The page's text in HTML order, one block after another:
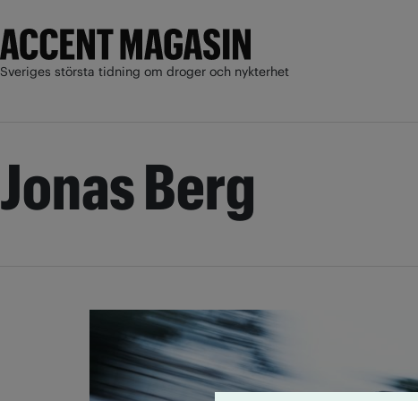
Sveriges största tidning om droger och nykterhet
Jonas Berg